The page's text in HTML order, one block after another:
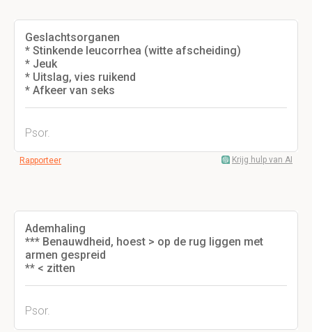
Geslachtsorganen
* Stinkende leucorrhea (witte afscheiding)
* Jeuk
* Uitslag, vies ruikend
* Afkeer van seks
Psor.
Rapporteer Krijg hulp van AI
Ademhaling
*** Benauwdheid, hoest > op de rug liggen met
armen gespreid
** < zitten
Psor.